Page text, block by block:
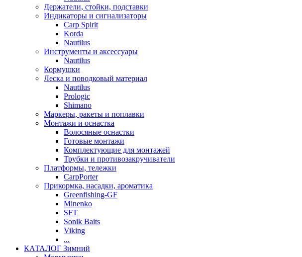
Держатели, стойки, подставки
Индикаторы и сигнализаторы
Carp Spirit
Korda
Nautilus
Инструменты и аксессуары
Nautilus
Кормушки
Леска и поводковый материал
Nautilus
Prologic
Shimano
Маркеры, ракеты и поплавки
Монтажи и оснастка
Волосяные оснастки
Готовые монтажи
Комплектующие для монтажей
Трубки и противозакручиватели
Платформы, тележки
CarpPorter
Прикормка, насадки, ароматика
Greenfishing-GF
Minenko
SFT
Sonik Baits
Viking
...
КАТАЛОГ Зимний